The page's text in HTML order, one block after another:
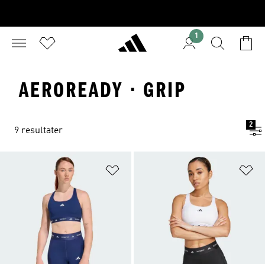
1
AEROREADY · GRIP
9 resultater
2
Føj til ønskeliste